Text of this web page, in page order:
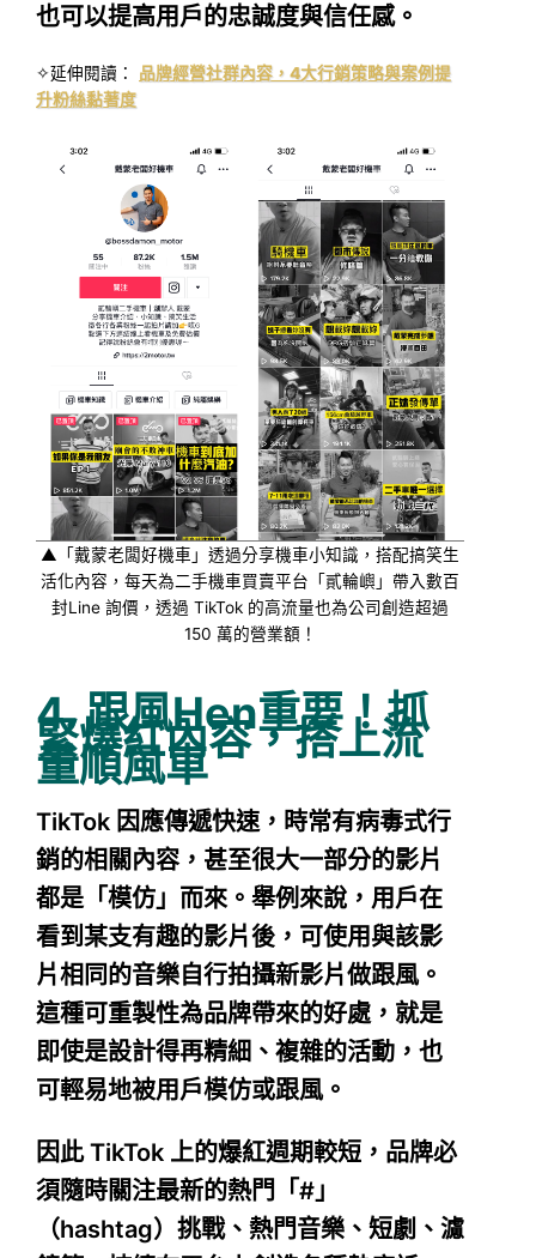
也可以提高用戶的忠誠度與信任感。
✧延伸閱讀： 品牌經營社群內容，4大行銷策略與案例提
升粉絲黏著度
▲「戴蒙老闆好機車」透過分享機車小知識，搭配搞笑生
活化內容，每天為二手機車買賣平台「貳輪嶼」帶入數百
封Line 詢價，透過 TikTok 的高流量也為公司創造超過
150 萬的營業額！
4. 跟風Hen重要！抓
緊爆紅內容，搭上流
量順風車
TikTok 因應傳遞快速，時常有病毒式行
銷的相關內容，甚至很大一部分的影片
都是「模仿」而來。舉例來說，用戶在
看到某支有趣的影片後，可使用與該影
片相同的音樂自行拍攝新影片做跟風。
這種可重製性為品牌帶來的好處，就是
即使是設計得再精細、複雜的活動，也
可輕易地被用戶模仿或跟風。
因此 TikTok 上的爆紅週期較短，品牌必
須隨時關注最新的熱門「#」
（hashtag）挑戰、熱門音樂、短劇、濾